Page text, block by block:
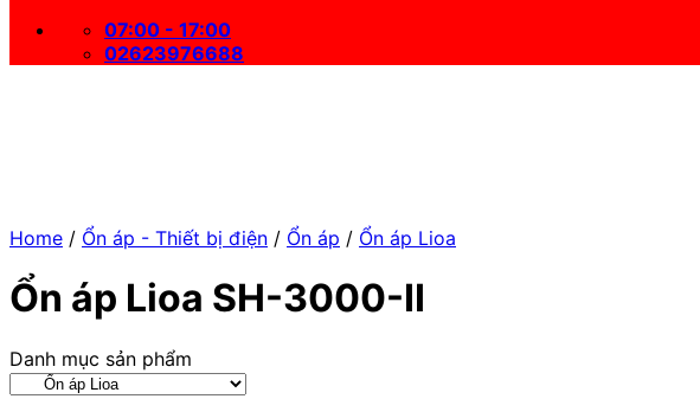
07:00 - 17:00
02623976688
Home / Ổn áp - Thiết bị điện / Ổn áp / Ổn áp Lioa
Ổn áp Lioa SH-3000-II
Danh mục sản phẩm